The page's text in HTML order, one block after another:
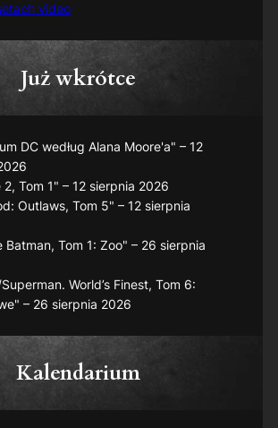
video
Już wkrótce
DC według Alana Moore'a" – 12
Tom 1" – 12 sierpnia 2026
Outlaws, Tom 5" – 12 sierpnia
Batman, Tom 1: Zoo" – 26 sierpnia
World’s Finest, Tom 6:
– 26 sierpnia 2026
Kalendarium